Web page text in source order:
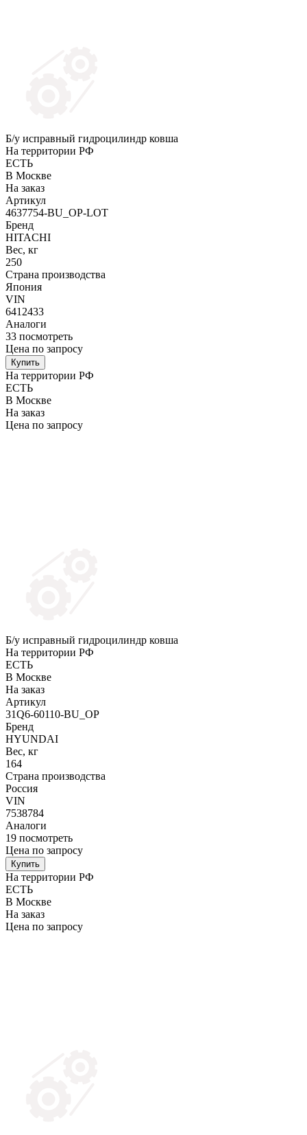
Б/у исправный гидроцилиндр ковша
На территории РФ
ЕСТЬ
В Москве
На заказ
Артикул
4637754-BU_OP-LOT
Бренд
HITACHI
Вес, кг
250
Страна производства
Япония
VIN
6412433
Аналоги
33 посмотреть
Цена по запросу
Купить
На территории РФ
ЕСТЬ
В Москве
На заказ
Цена по запросу
Б/у исправный гидроцилиндр ковша
На территории РФ
ЕСТЬ
В Москве
На заказ
Артикул
31Q6-60110-BU_OP
Бренд
HYUNDAI
Вес, кг
164
Страна производства
Россия
VIN
7538784
Аналоги
19 посмотреть
Цена по запросу
Купить
На территории РФ
ЕСТЬ
В Москве
На заказ
Цена по запросу